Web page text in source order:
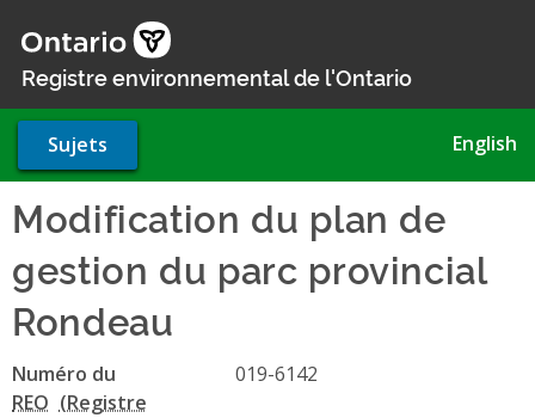
au
contenu
Registre environnemental de l'Ontario
Sujets English
Modification du plan de
gestion du parc provincial
Rondeau
Numéro du
REO
019-6142